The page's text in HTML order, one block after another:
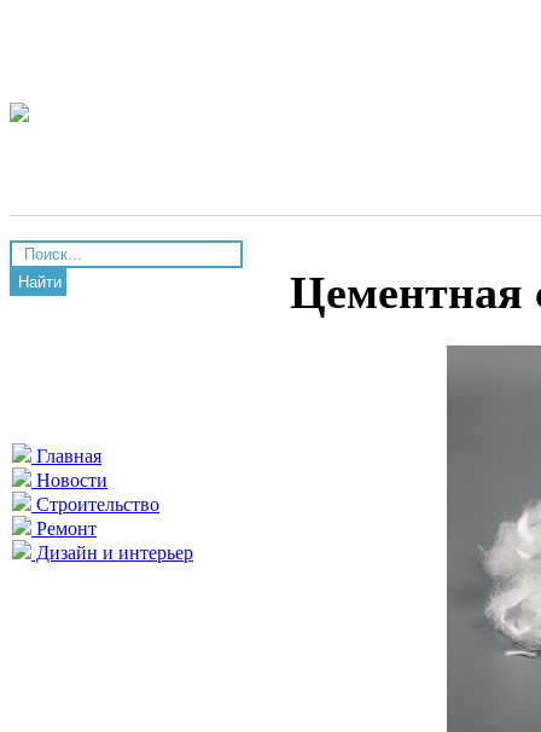
Найти
Главная
Новости
Строительство
Ремонт
Дизайн и интерьер
Цементная